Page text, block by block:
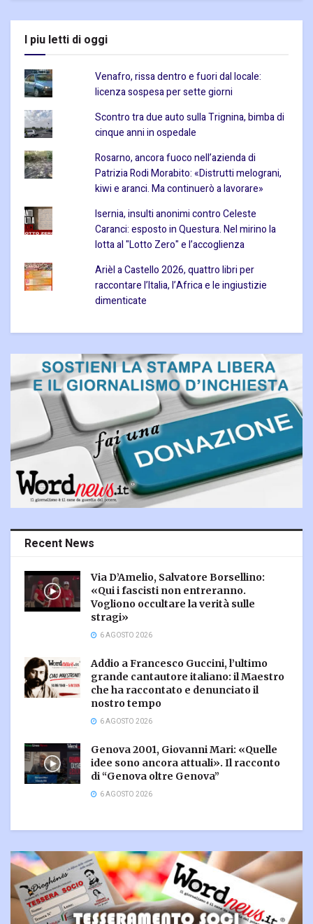
I piu letti di oggi
Venafro, rissa dentro e fuori dal locale:
licenza sospesa per sette giorni
Scontro tra due auto sulla Trignina, bimba di
cinque anni in ospedale
Rosarno, ancora fuoco nell’azienda di
Patrizia Rodi Morabito: «Distrutti melograni,
kiwi e aranci. Ma continuerò a lavorare»
Isernia, insulti anonimi contro Celeste
Caranci: esposto in Questura. Nel mirino la
lotta al "Lotto Zero" e l’accoglienza
Arièl a Castello 2026, quattro libri per
raccontare l’Italia, l’Africa e le ingiustizie
dimenticate
Recent News
Via D’Amelio, Salvatore Borsellino:
«Qui i fascisti non entreranno.
Vogliono occultare la verità sulle
stragi»
6 AGOSTO 2026
Addio a Francesco Guccini, l’ultimo
grande cantautore italiano: il Maestro
che ha raccontato e denunciato il
nostro tempo
6 AGOSTO 2026
Genova 2001, Giovanni Mari: «Quelle
idee sono ancora attuali». Il racconto
di “Genova oltre Genova”
6 AGOSTO 2026